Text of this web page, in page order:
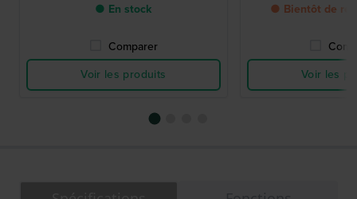
● En stock
Comparer
Voir les produits
● Bientôt de
Voir les